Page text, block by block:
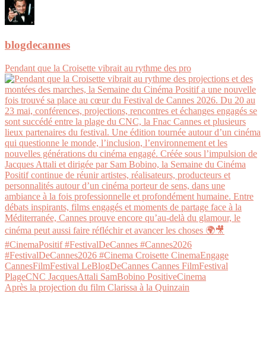
blogdecannes
Pendant que la Croisette vibrait au rythme des pro
Après la projection du film Clarissa à la Quinzain